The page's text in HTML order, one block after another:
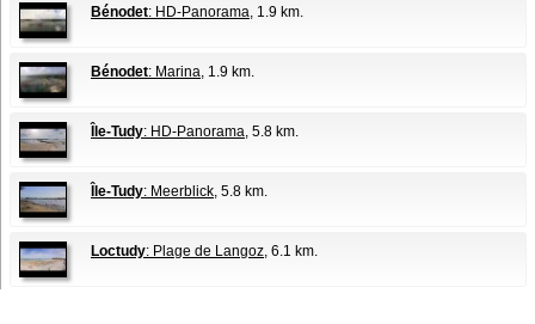
Bénodet: HD-Panorama, 1.9 km.
Bénodet: Marina, 1.9 km.
Île-Tudy: HD-Panorama, 5.8 km.
Île-Tudy: Meerblick, 5.8 km.
Loctudy: Plage de Langoz, 6.1 km.